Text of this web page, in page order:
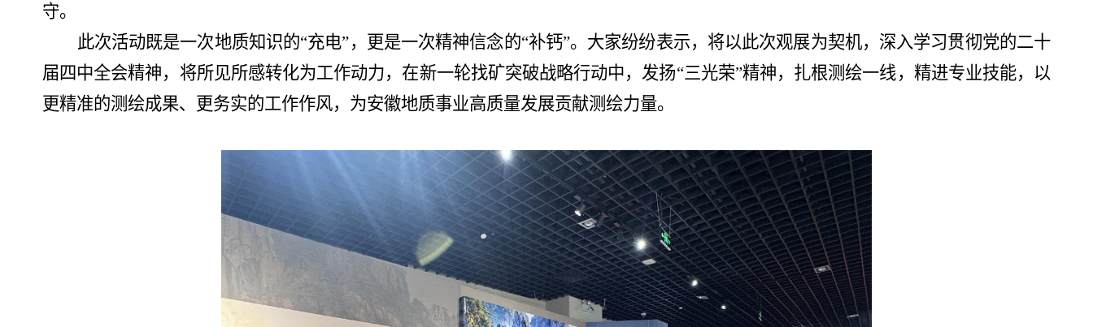
守。
此次活动既是一次地质知识的“充电”，更是一次精神信念的“补钙”。大家纷纷表示， 将以此次观展为契机，深入学习贯彻党的二十
届四中全会精神， 将所见所感转化为工作动力，在新一轮找矿突破战略行动中，发扬“三光荣”精神，扎根测绘一线，精进专业技能，以
更精准的测绘成果、更务实的工作作风，为安徽地质事业高质量发展贡献测绘力量。